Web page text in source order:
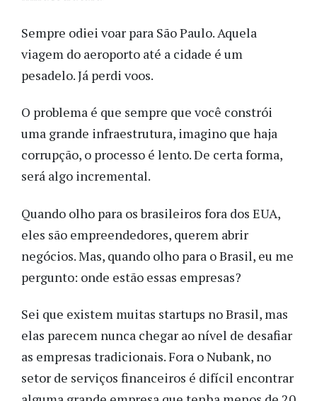
Sempre odiei voar para São Paulo. Aquela
viagem do aeroporto até a cidade é um
pesadelo. Já perdi voos.
O problema é que sempre que você constrói
uma grande infraestrutura, imagino que haja
corrupção, o processo é lento. De certa forma,
será algo incremental.
Quando olho para os brasileiros fora dos EUA,
eles são empreendedores, querem abrir
negócios. Mas, quando olho para o Brasil, eu me
pergunto: onde estão essas empresas?
Sei que existem muitas startups no Brasil, mas
elas parecem nunca chegar ao nível de desafiar
as empresas tradicionais. Fora o Nubank, no
setor de serviços financeiros é difícil encontrar